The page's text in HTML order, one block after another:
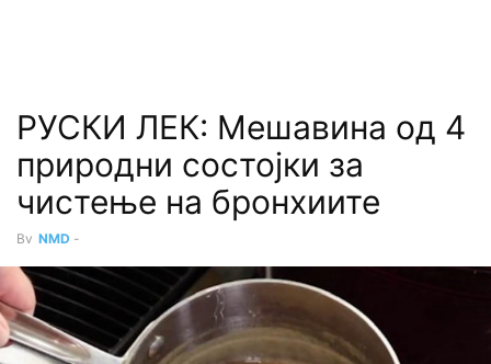
РУСКИ ЛЕК: Мешавина од 4
природни состојки за
чистење на бронхиите
By NMD -